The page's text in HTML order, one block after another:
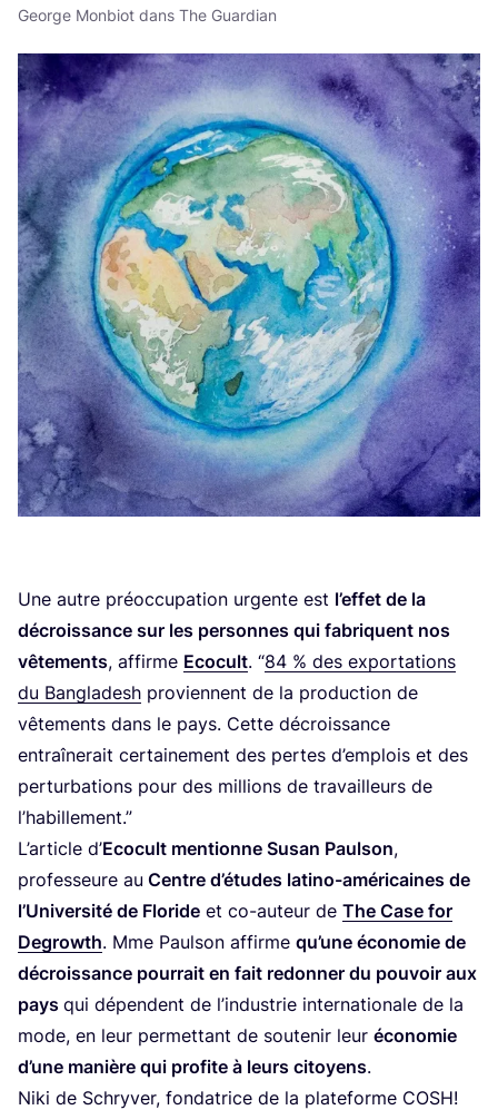
George Monbiot dans The Guardian
Une autre pré­oc­cu­pa­tion urgente est l’ef­fet de la
décrois­sance sur les per­sonnes qui fabriquent nos
vête­ments, affirme Eco­cult. “84 % des expor­ta­tions
du Ban­gla­desh pro­viennent de la pro­duc­tion de
vête­ments dans le pays. Cette décrois­sance
entraî­ne­rait cer­tai­ne­ment des pertes d’em­plois et des
per­tur­ba­tions pour des mil­lions de tra­vailleurs de
l’habillement.”
L’ar­ticle d’Eco­cult men­tionne Susan Paul­son,
pro­fes­seure au Centre d’é­tudes lati­no-amé­ri­caines de
l’U­ni­ver­si­té de Flo­ride et co-auteur de The Case for
Degrowth. Mme Paul­son affirme qu’une éco­no­mie de
décrois­sance pour­rait en fait redon­ner du pou­voir aux
pays qui dépendent de l’in­dus­trie inter­na­tio­nale de la
mode, en leur per­met­tant de sou­te­nir leur éco­no­mie
d’une manière qui pro­fite à leurs citoyens.
Niki de Schry­ver, fon­da­trice de la pla­te­forme COSH!